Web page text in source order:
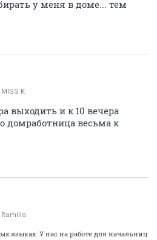
у меня в доме... тем
MISS K
выходить и к 10 вечера
домработница весьма к
Ramilla
языках. У нас на работе для начальниц